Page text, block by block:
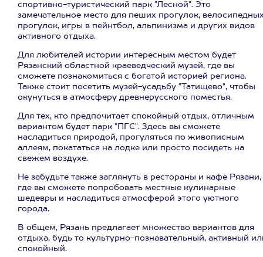
спортивно-туристический парк "Лесной". Это
замечательное место для пеших прогулок,
прогулок, игры в пейнтбол, альпинизма и других видов
активного отдыха.
Для любителей истории интересным местом будет
Рязанский областной краеведческий музей, где вы
сможете познакомиться с богатой историей региона.
Также стоит посетить музей-усадьбу "Татищево", чтобы
окунуться в атмосферу древнерусского поместья.
Для тех, кто предпочитает спокойный отдых, отличным
вариантом будет парк "ПГС". Здесь вы сможете
насладиться природой, прогуляться по живописным
аллеям, покататься на лодке или просто посидеть на
свежем воздухе.
Не забудьте также заглянуть в рестораны и кафе Рязани,
где вы сможете попробовать местные кулинарные
шедевры и насладиться атмосферой этого уютного
города.
В общем, Рязань предлагает множество вариантов для
отдыха, будь то культурно-познавательный, активный
спокойный.